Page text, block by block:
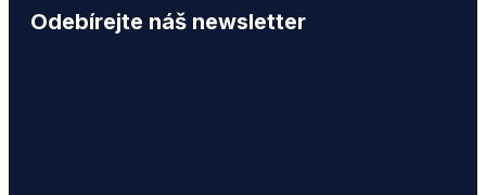
Odebírejte náš newsletter